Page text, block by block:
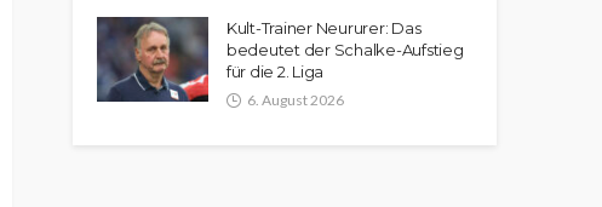
Kult-Trainer Neururer: Das
bedeutet der Schalke-Aufstieg
für die 2. Liga
6. August 2026